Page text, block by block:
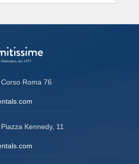
Roma 76
Kennedy, 11